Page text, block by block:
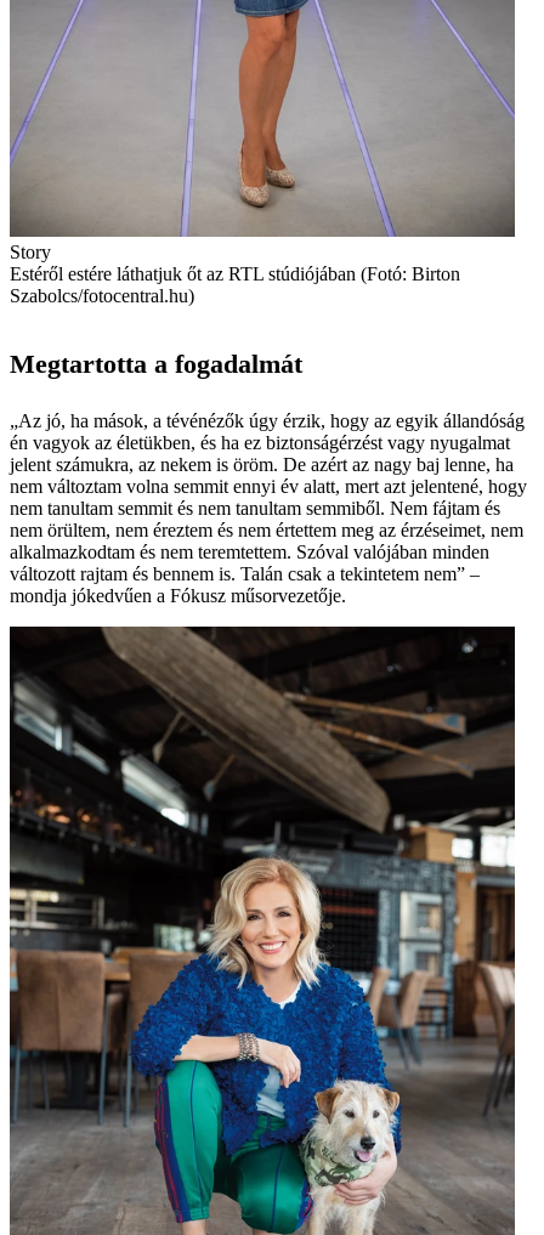
Story
Estéről estére láthatjuk őt az RTL stúdiójában (Fotó: Birton
Szabolcs/fotocentral.hu)
Megtartotta a fogadalmát
„Az jó, ha mások, a tévénézők úgy érzik, hogy az egyik állandóság
én vagyok az életükben, és ha ez biztonságérzést vagy nyugalmat
jelent számukra, az nekem is öröm. De azért az nagy baj lenne, ha
nem változtam volna semmit ennyi év alatt, mert azt jelentené, hogy
nem tanultam semmit és nem tanultam semmiből. Nem fájtam és
nem örültem, nem éreztem és nem értettem meg az érzéseimet, nem
alkalmazkodtam és nem teremtettem. Szóval valójában minden
változott rajtam és bennem is. Talán csak a tekintetem nem” –
mondja jókedvűen a Fókusz műsorvezetője.